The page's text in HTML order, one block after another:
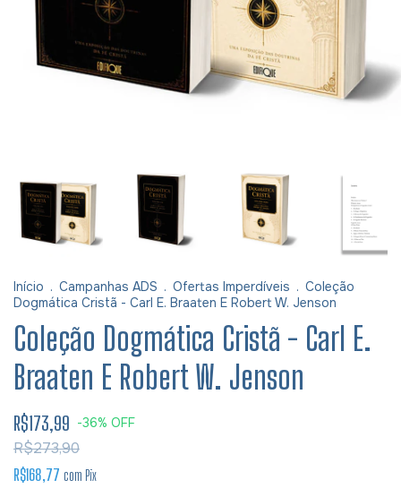
Início . Campanhas ADS . Ofertas Imperdíveis . Coleção
Dogmática Cristã - Carl E. Braaten E Robert W. Jenson
Coleção Dogmática Cristã - Carl E.
Braaten E Robert W. Jenson
R$173,99 -36% OFF
R$273,90
R$168,77 com Pix